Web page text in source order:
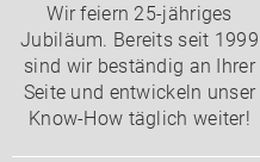
Wir feiern 25-jähriges
Jubiläum. Bereits seit 1999
sind wir beständig an Ihrer
Seite und entwickeln unser
Know-How täglich weiter!